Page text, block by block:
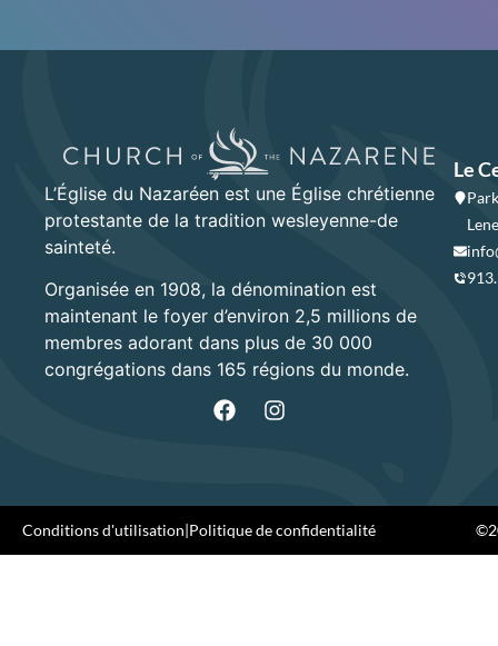
L’Église du Nazaréen est une Église chrétienne
protestante de la tradition wesleyenne-de
sainteté.
Organisée en 1908, la dénomination est
maintenant le foyer d’environ 2,5 millions de
membres adorant dans plus de 30 000
congrégations dans 165 régions du monde.
Le
Conditions d'utilisation|Politique de confidentialité